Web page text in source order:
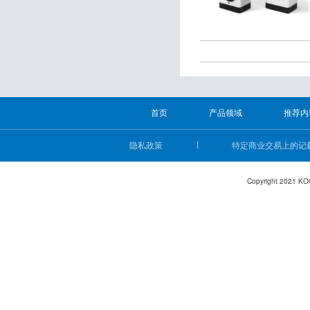
首页 产品领域 推荐
隐私政策 特定商业交易上的记
Copyright 2021